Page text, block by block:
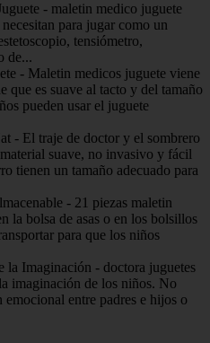
- maletin medico juguete
para jugar como un
tensiómetro,
de...
- Maletin medicos juguete viene
que es suave al tacto y del tamaño
pueden usar el juguete
- El traje de doctor y el sombrero
suave, no invasivo y fácil
tienen un tamaño adecuado para
- 21 piezas maletin
la bolsa de asas o en los bolsillos
para que los niños
la Imaginación - doctora juguetes
imaginación de los niños. No
entre padres e hijos o